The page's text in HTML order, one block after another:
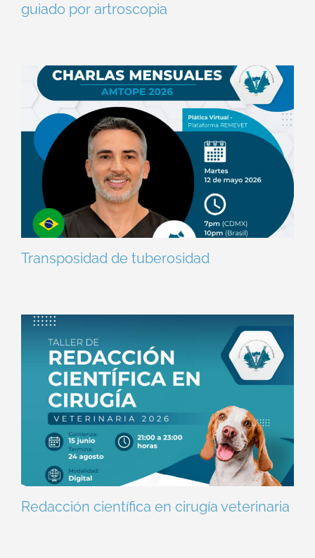
guiado por artroscopia
Transposidad de tuberosidad
Redacción científica en cirugía veterinaria